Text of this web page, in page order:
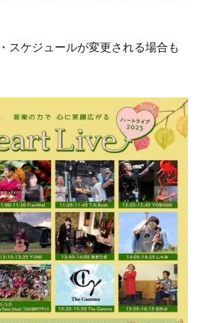
スケジュールが変更される場合も